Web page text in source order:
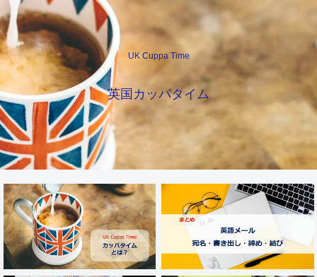
UK Cuppa Time
英国カッパタイム